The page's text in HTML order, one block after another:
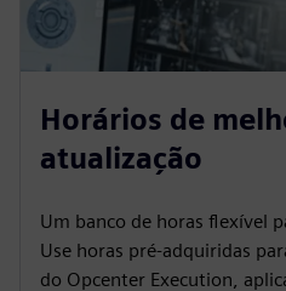
Horários de
atualização
Um banco de horas flexível
Use horas pré-adquiridas
do Opcenter Execution,